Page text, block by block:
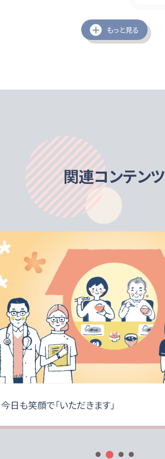
の味をご用意しています。
もっと見る
関連コンテンツ
今日も笑顔で「いただきます」